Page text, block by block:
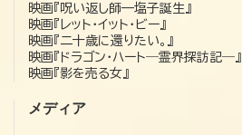
映画『呪い返し師—塩子誕生』
映画『レット・イット・ビー』
映画『二十歳に還りたい。』
映画『ドラゴン・ハート―霊界探訪記―』
映画『影を売る女』
メディア